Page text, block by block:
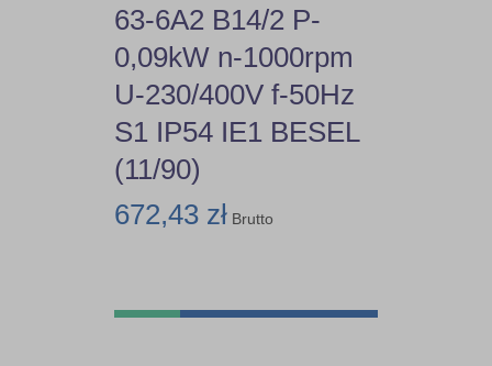
63-6A2 B14/2 P-
0,09kW n-1000rpm
U-230/400V f-50Hz
S1 IP54 IE1 BESEL
(11/90)
672,43 zł Brutto